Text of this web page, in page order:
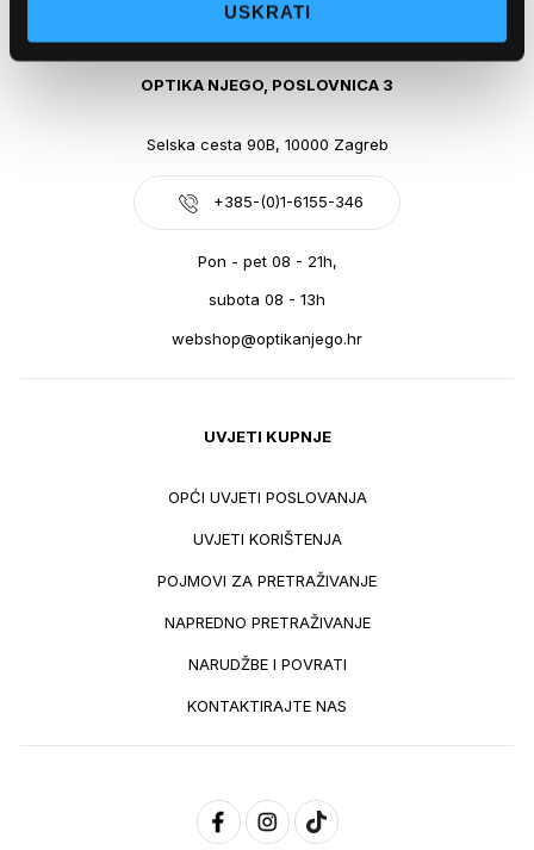
USKRATI
webshop@optikanjego.hr
OPTIKA NJEGO, POSLOVNICA 3
Selska cesta 90B, 10000 Zagreb
+385-(0)1-6155-346
Pon - pet 08 - 21h,
subota 08 - 13h
webshop@optikanjego.hr
UVJETI KUPNJE
OPĆI UVJETI POSLOVANJA
UVJETI KORIŠTENJA
POJMOVI ZA PRETRAŽIVANJE
NAPREDNO PRETRAŽIVANJE
NARUDŽBE I POVRATI
KONTAKTIRAJTE NAS